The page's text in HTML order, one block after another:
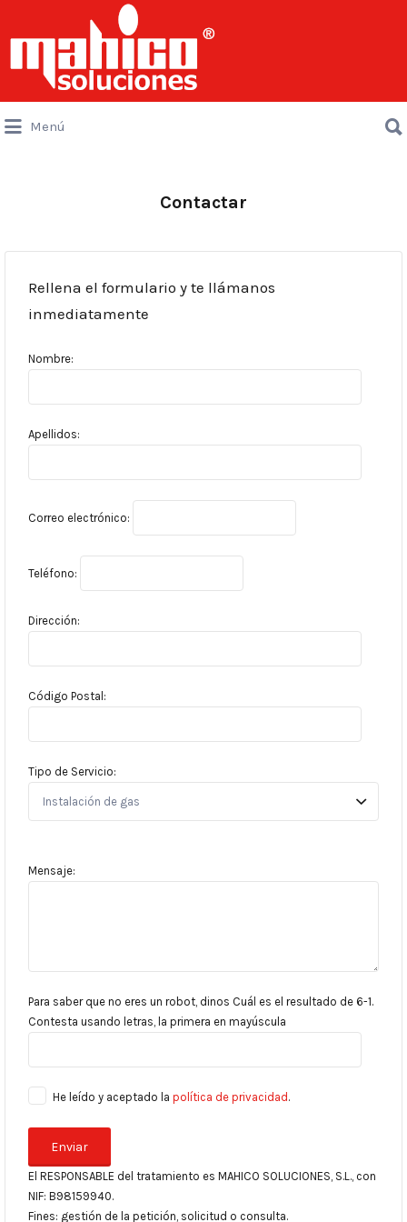
por:
Menú
por:
Contactar
Rellena el formulario y te llámanos
inmediatamente
Nombre:
Apellidos:
Correo electrónico:
Teléfono:
Dirección:
Código Postal:
Tipo de Servicio:
Mensaje:
Para saber que no eres un robot, dinos Cuál es el resultado de 6-1.
Contesta usando letras, la primera en mayúscula
He leído y aceptado la política de privacidad.
El RESPONSABLE del tratamiento es MAHICO SOLUCIONES, S.L., con
NIF: B98159940.
Fines: gestión de la petición, solicitud o consulta.